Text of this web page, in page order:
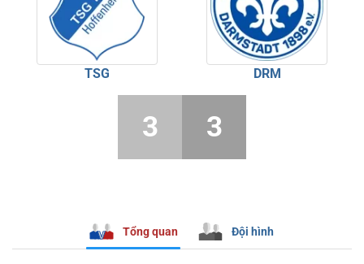
TSG DRM
3 3
Tổng quan Đội hình